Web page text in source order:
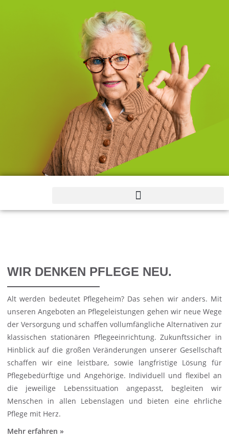
WIR DENKEN PFLEGE NEU.
Alt werden bedeutet Pflegeheim? Das sehen wir anders. Mit
unseren Angeboten an Pflegeleistungen gehen wir neue Wege
der Versorgung und schaffen vollumfängliche Alternativen zur
klassischen stationären Pflegeeinrichtung. Zukunftssicher in
Hinblick auf die großen Veränderungen unserer Gesellschaft
schaffen wir eine leistbare, sowie langfristige Lösung für
Pflegebedürftige und Angehörige. Individuell und flexibel an
die jeweilige Lebenssituation angepasst, begleiten wir
Menschen in allen Lebenslagen und bieten eine ehrliche
Pflege mit Herz.
Mehr erfahren »